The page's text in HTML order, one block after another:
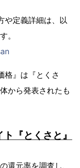
や定義詳細は、以
。
格』は『とくさ
から発表されたも
『とくさと』
還元率を調査し、